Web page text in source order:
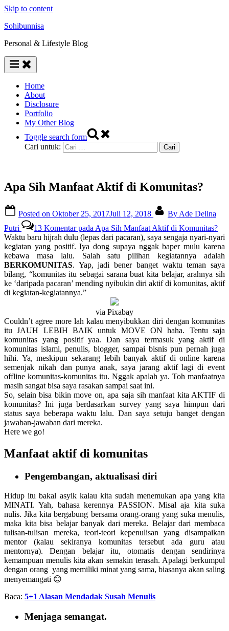
Skip to content
Sohibunnisa
Personal & Lifestyle Blog
Home
About
Disclosure
Portfolio
My Other Blog
Toggle search form
Cari untuk:
Apa Sih Manfaat Aktif di Komunitas?
Posted on Oktober 25, 2017Juli 12, 2018 By Ade Delina
Putri
13 Komentarpada Apa Sih Manfaat Aktif di Komunitas?
Waktu baru hijrah dulu (lepas dari pacaran), saya sengaja nyari-nyari
kegiatan yang positif. Iya dong supaya nggak baper mulu karena
kebawa masa lalu. Salah satu pilihan kegiatannya adalah
BERKOMUNITAS. Yap, jadi bener banget waktu teman saya
bilang, “komunitas itu sebagai sarana buat kita belajar, arahnya sih
ke ‘daripada pacaran’ mending nyibukin diri aktif di komunitas, aktif
di kegiatan-kegiatannya.”
via Pixabay
Couldn’t agree more lah kalau menyibukkan diri dengan komunitas
itu JAUH LEBIH BAIK untuk MOVE ON haha. Tentu saja
komunitas yang positif yaa. Dan saya termasuk yang aktif di
komunitas islami, penulis, blogger, sampai bisnis pun pernah juga
hihi. Ya, meskipun sekarang lebih banyak aktif di online karena
semenjak nikah dan punya anak, saya jarang aktif lagi di event
offline komunitas-komunitas itu. Nggak apalah ya. Toh manfaatnya
masih sangat bisa saya rasakan sampai saat ini.
So, selain bisa bikin move on, apa saja sih manfaat kita AKTIF di
komunitas? Ini juga berdasarkan survey yang saya himpun dari
status saya beberapa waktu lalu. Dan saya setuju banget dengan
jawaban-jawaban dari mereka.
Here we go!
Manfaat aktif di komunitas
Pengembangan, aktualisasi diri
Hidup itu bakal asyik kalau kita sudah menemukan apa yang kita
MINATI. Yah, bahasa kerennya PASSION. Misal aja kita suka
nulis. Jika kita bergabung bersama orang-orang yang suka menulis,
maka kita bisa belajar banyak dari mereka. Belajar dari membaca
tulisan-tulisan mereka, teori-teori kepenulisan yang disampaikan
mentor (kalau sekiranya komunitas tersebut ada guru atau
mentornya). Dengan belajar itu, otomatis dengan sendirinya
kemampuan menulis kita akan semakin terasah. Apalagi berkumpul
dengan orang yang memiliki minat yang sama, biasanya akan saling
menyemangati 😊
Baca: 5+1 Alasan Mendadak Susah Menulis
‌Menjaga semangat.